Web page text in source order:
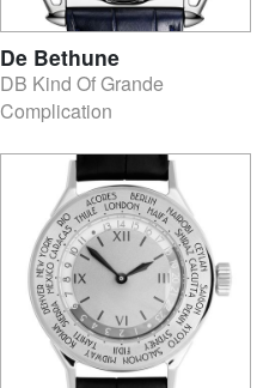
De Bethune
DB Kind Of Grande
Complication